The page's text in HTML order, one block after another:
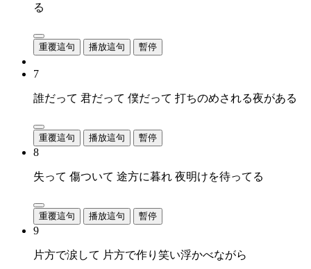
る
重覆這句 播放這句 暫停
7
誰だって 君だって 僕だって 打ちのめされる夜がある
重覆這句 播放這句 暫停
8
失って 傷ついて 途方に暮れ 夜明けを待ってる
重覆這句 播放這句 暫停
9
片方で涙して 片方で作り笑い浮かべながら